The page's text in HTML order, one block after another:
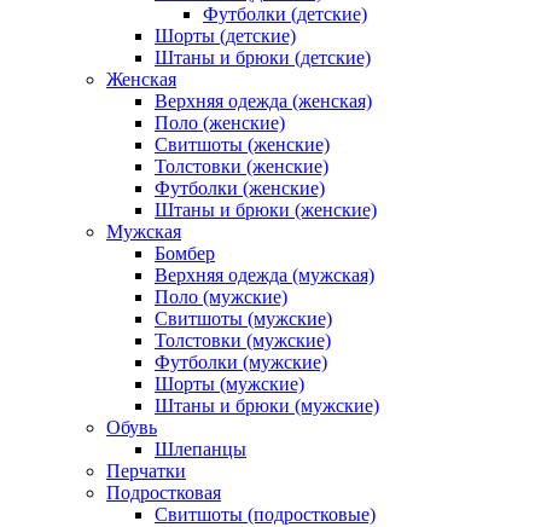
Футболки (детские)
Шорты (детские)
Штаны и брюки (детские)
Женская
Верхняя одежда (женская)
Поло (женские)
Свитшоты (женские)
Толстовки (женские)
Футболки (женские)
Штаны и брюки (женские)
Мужская
Бомбер
Верхняя одежда (мужская)
Поло (мужские)
Свитшоты (мужские)
Толстовки (мужские)
Футболки (мужские)
Шорты (мужские)
Штаны и брюки (мужские)
Обувь
Шлепанцы
Перчатки
Подростковая
Свитшоты (подростковые)